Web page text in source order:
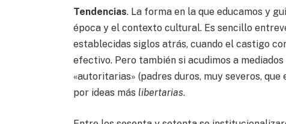
Tendencias. La forma en la que educamos y
época y el contexto cultural. Es sencillo
establecidas siglos atrás, cuando el castigo
efectivo. Pero también si acudimos a
«autoritarias» (padres duros, muy severos,
por ideas más libertarias.